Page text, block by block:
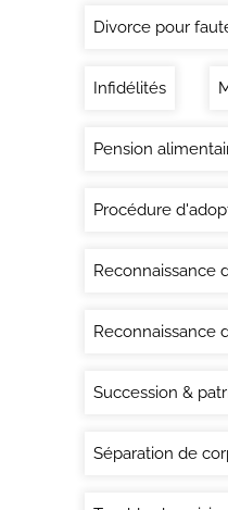
Divorce pour
Infidélités
Pension
Procédure
Reconnaissance
Reconnaissance
Succession &
Séparation de